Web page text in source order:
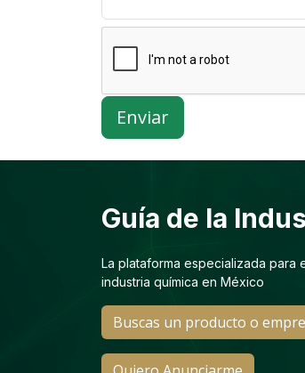
Enviar
Guía de la
La plataforma especializada
industria química en México
Buscas un producto o